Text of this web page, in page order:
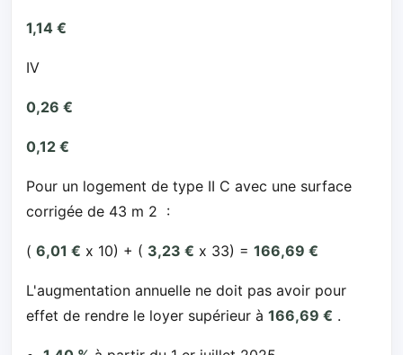
1,14 €
IV
0,26 €
0,12 €
Pour un logement de type II C avec une surface
corrigée de 43 m 2 :
( 6,01 € x 10) + ( 3,23 € x 33) = 166,69 €
L'augmentation annuelle ne doit pas avoir pour
effet de rendre le loyer supérieur à 166,69 € .